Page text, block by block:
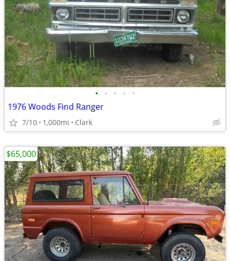
• • • • •
1976 Woods Find Ranger
7/10 1,000mi Clark
$65,000